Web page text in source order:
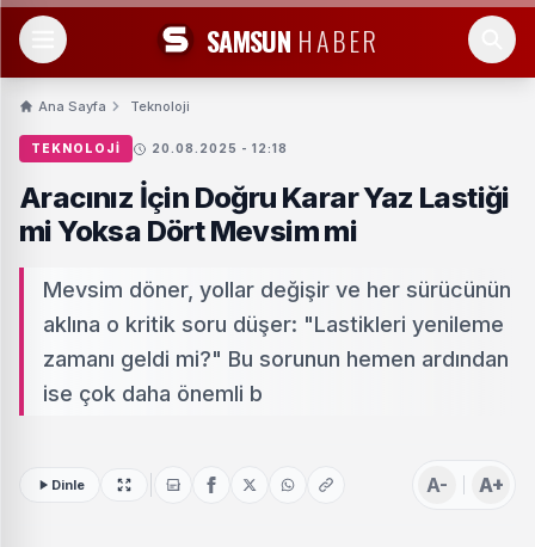
SAMSUN HABER
Ana Sayfa Teknoloji
TEKNOLOJI 20.08.2025 - 12:18
Aracınız İçin Doğru Karar Yaz Lastiği
mi Yoksa Dört Mevsim mi
Mevsim döner, yollar değişir ve her sürücünün
aklına o kritik soru düşer: "Lastikleri yenileme
zamanı geldi mi?" Bu sorunun hemen ardından
ise çok daha önemli b
Dinle A- A+